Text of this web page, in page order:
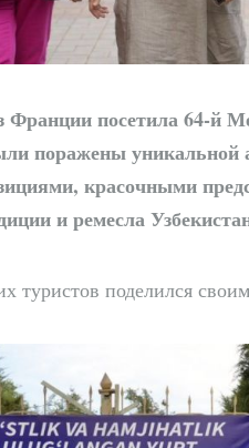
Франции посетила 64-й
поражены уникальной
красочными
и ремесла
туристов поделился